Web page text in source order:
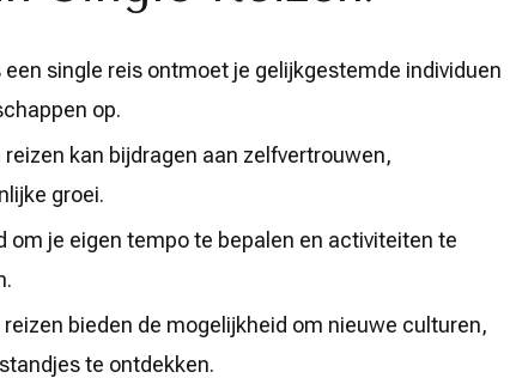
een single reis ontmoet je gelijkgestemde individuen
op.
reizen kan bijdragen aan zelfvertrouwen,
groei.
om je eigen tempo te bepalen en activiteiten te
reizen bieden de mogelijkheid om nieuwe culturen,
te ontdekken.